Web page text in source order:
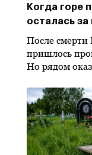
Когда горе
осталась
После смерти
пришлось
Но рядом